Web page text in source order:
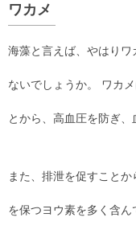
ワカメ
海藻と言えば、やはり
ないでしょうか。 ワカ
とから、高血圧を防ぎ、
また、排泄を促すこと
を保つヨウ素を多く含ん